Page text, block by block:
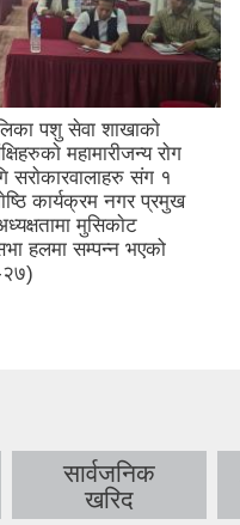
वडा नम्बर ११
अबिरल बर्षाका
११ घर परिवारलाई
केसि लगाएतकाे टाेलिले
गर्नु भएको छ।
सार्वजनिक
खरिद